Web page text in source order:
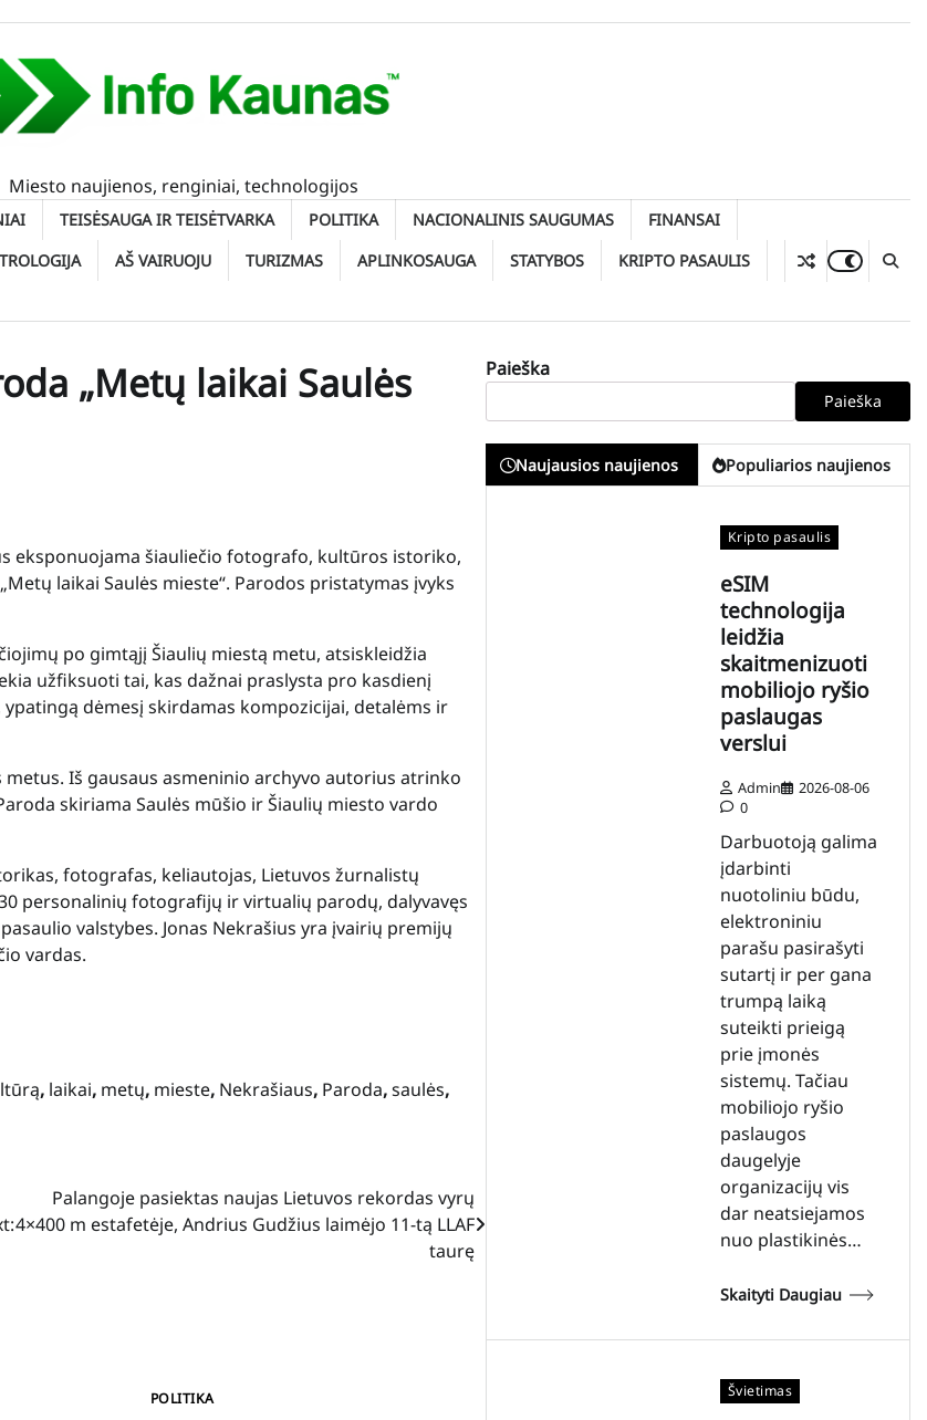
Miesto naujienos, renginiai, technologijos
TEISĖSAUGA IR TEISĖTVARKA POLITIKA NACIONALINIS SAUGUMAS
FINANSAI
AŠ VAIRUOJU TURIZMAS APLINKOSAUGA STATYBOS
KRIPTO PASAULIS
„Metų laikai Saulės
eksponuojama šiauliečio fotografo, kultūros istoriko,
laikai Saulės mieste“. Parodos pristatymas įvyks
po gimtąjį Šiaulių miestą metu, atsiskleidžia
užfiksuoti tai, kas dažnai praslysta pro kasdienį
dėmesį skirdamas kompozicijai, detalėms ir
Iš gausaus asmeninio archyvo autorius atrinko
skiriama Saulės mūšio ir Šiaulių miesto vardo
fotografas, keliautojas, Lietuvos žurnalistų
personalinių fotografijų ir virtualių parodų, dalyvavęs
valstybes. Jonas Nekrašius yra įvairių premijų
vardas.
, laikai, metų, mieste, Nekrašiaus, Paroda,saulės,
Palangoje pasiektas naujas Lietuvos rekordas vyrų
4×400 m estafetėje, Andrius Gudžius laimėjo 11-tą LLAF
taurę
POLITIKA
Paieška
Paieška
Naujausios naujienos Populiarios naujienos
Kripto pasaulis
eSIM
technologija
leidžia
skaitmenizuoti
mobiliojo ryšio
paslaugas
verslui
Admin
2026-08-06
0
Darbuotoją galima
įdarbinti
nuotoliniu būdu,
elektroniniu
parašu pasirašyti
sutartį ir per gana
trumpą laiką
suteikti prieigą
prie įmonės
sistemų. Tačiau
mobiliojo ryšio
paslaugos
daugelyje
organizacijų vis
dar neatsiejamos
nuo plastikinės…
Skaityti Daugiau
Švietimas